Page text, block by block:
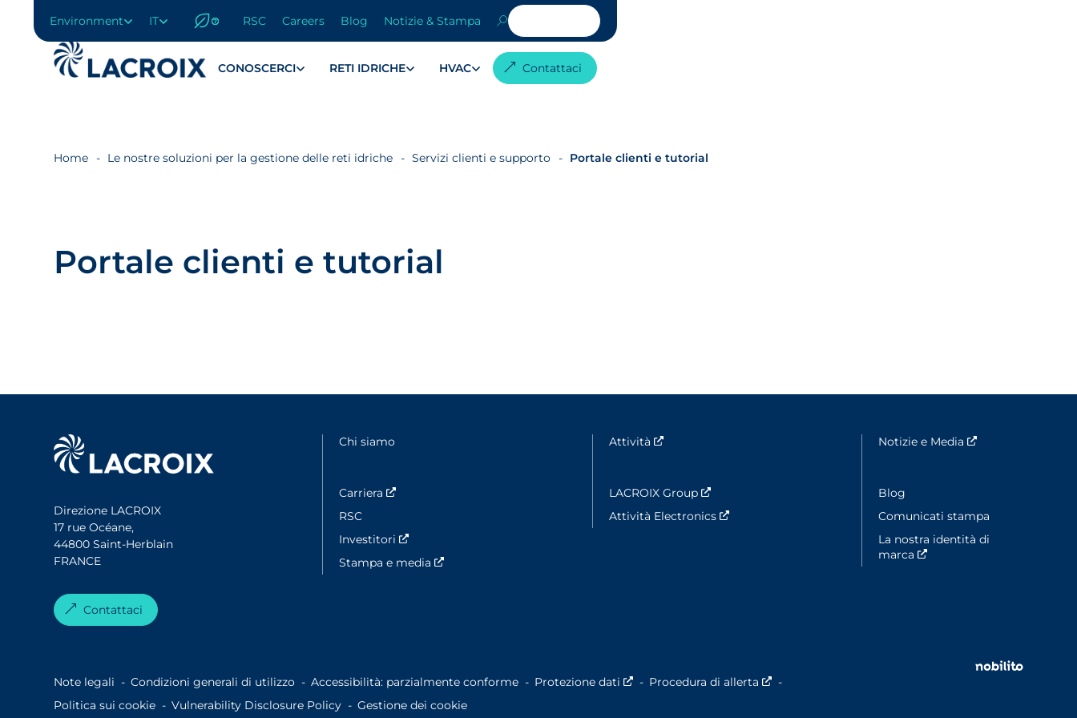
contenuto
CONOSCERCI RETI IDRICHE HVAC
Environment RSC Careers Blog Notizie & Stampa
IT
Contattaci
Home Le nostre soluzioni per la gestione delle reti idriche Servizi clienti e supporto Portale clienti e tutorial
Portale clienti e tutorial
Direzione LACROIX
17 rue Océane,
44800 Saint-Herblain
FRANCE
Contattaci
Chi siamo
Carriera
RSC
Investitori
Stampa e media
Attività Nouvelle fenêtre
LACROIX Group
Nouvelle fenêtre
Attività Electronics
Nouvelle fenêtre
Notizie e Media
Blog
Comunicati stampa
La nostra identità di
marca
Note legali Condizioni generali di utilizzo Accessibilità: parzialmente conforme Protezione dati Nouvelle fenêtre
Procedura di allerta
Nouvelle fenêtre
Politica sui cookie
Vulnerability Disclosure Policy Gestione dei cookie